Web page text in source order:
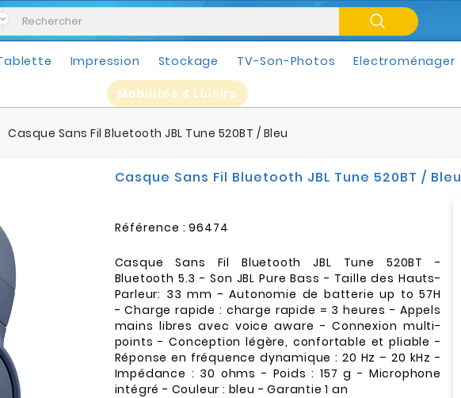
Impression Stockage TV-Son-Photos Electroménager
Mobilités & Loisirs
Casque Sans Fil Bluetooth JBL Tune 520BT / Bleu
Casque Sans Fil Bluetooth JBL Tune 520BT / Bleu
Référence : 96474
Casque Sans Fil Bluetooth JBL Tune 520BT -
Bluetooth 5.3 - Son JBL Pure Bass - Taille des Hauts-
Parleur: 33 mm - Autonomie de batterie up to 57H
- Charge rapide : charge rapide = 3 heures - Appels
mains libres avec voice aware - Connexion multi-
points - Conception légère, confortable et pliable -
Réponse en fréquence dynamique : 20 Hz – 20 kHz -
Impédance : 30 ohms - Poids : 157 g - Microphone
intégré - Couleur : bleu - Garantie 1 an